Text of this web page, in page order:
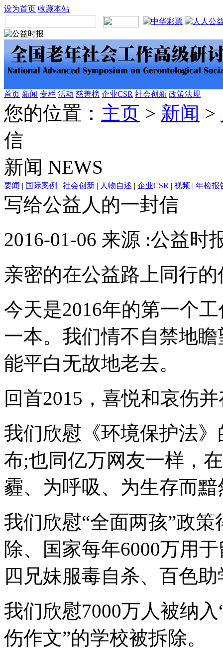
设为首页 收藏本站
首页 新闻 专栏 活动 慈善榜 企业CSR 社会创新 政策法规
您的位置： 主页 > 新闻 >
信
新闻 NEWS
要闻 | 国际案例 | 社会创新 | 人物自述 | 企业CSR | 视频 | 年检报
写给公益人的一封信
2016-01-06 来源 :公益时
亲密的在公益路上同行的
今天是2016年的第一个
一本。我们情不自禁地
能平白无故地老去。
回首2015，喜悦和哀伤
我们欣慰《环境保护法
布;也同亿万网友一样，
霾、为呼吸、为生存而
我们欣慰“全面两孩”政
除、国家每年6000万用
四兄妹服毒自杀、百色
我们欣慰7000万人被纳
伤作文”的学校被拆除。